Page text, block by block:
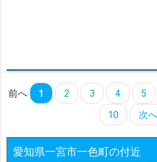
前へ 1 2 3 4 5
10
次へ
愛知県一宮市一色町の付近